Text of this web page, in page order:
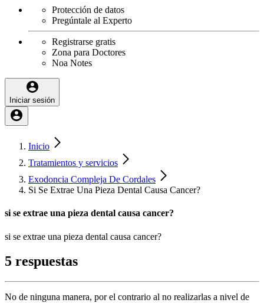
Protección de datos
Pregúntale al Experto
Registrarse gratis
Zona para Doctores
Noa Notes
Iniciar sesión
Inicio
Tratamientos y servicios
Exodoncia Compleja De Cordales
Si Se Extrae Una Pieza Dental Causa Cancer?
si se extrae una pieza dental causa cancer?
si se extrae una pieza dental causa cancer?
5 respuestas
No de ninguna manera, por el contrario al no realizarlas a nivel de